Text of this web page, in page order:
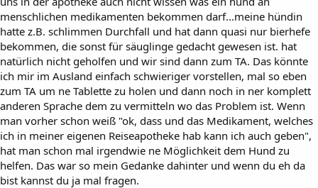
menschlichen medikamenten bekommen darf...meine hündin
hatte z.B. schlimmen Durchfall und hat dann quasi nur bierhefe
bekommen, die sonst für säuglinge gedacht gewesen ist. hat
natürlich nicht geholfen und wir sind dann zum TA. Das könnte
ich mir im Ausland einfach schwieriger vorstellen, mal so eben
zum TA um ne Tablette zu holen und dann noch in ner komplett
anderen Sprache dem zu vermitteln wo das Problem ist. Wenn
man vorher schon weiß "ok, dass und das Medikament, welches
ich in meiner eigenen Reiseapotheke hab kann ich auch geben",
hat man schon mal irgendwie ne Möglichkeit dem Hund zu
helfen. Das war so mein Gedanke dahinter und wenn du eh da
bist kannst du ja mal fragen.